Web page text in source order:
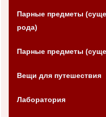
Парные предметы
рода)
Парные предметы
Вещи для путешествия
Лаборатория